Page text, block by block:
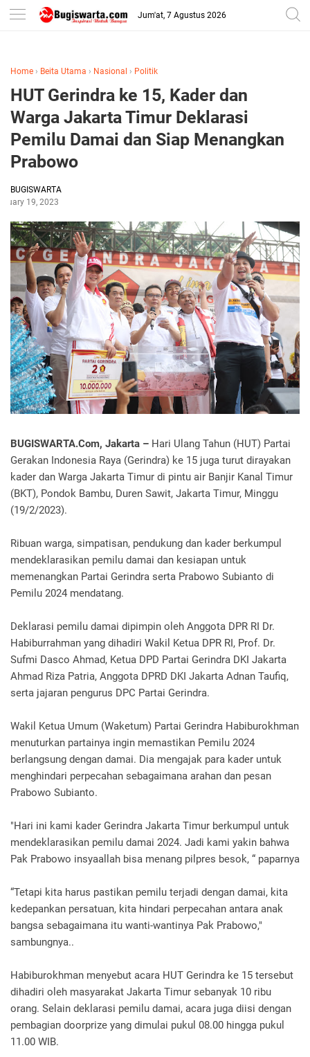
-->
Jum'at, 7 Agustus 2026
Home › Beita Utama › Nasional › Politik
HUT Gerindra ke 15, Kader dan
Warga Jakarta Timur Deklarasi
Pemilu Damai dan Siap Menangkan
Prabowo
BUGISWARTA
19, 2023
BUGISWARTA.Com, Jakarta – Hari Ulang Tahun (HUT) Partai
Gerakan Indonesia Raya (Gerindra) ke 15 juga turut dirayakan
kader dan Warga Jakarta Timur di pintu air Banjir Kanal Timur
(BKT), Pondok Bambu, Duren Sawit, Jakarta Timur, Minggu
(19/2/2023).
Ribuan warga, simpatisan, pendukung dan kader berkumpul
mendeklarasikan pemilu damai dan kesiapan untuk
memenangkan Partai Gerindra serta Prabowo Subianto di
Pemilu 2024 mendatang.
Deklarasi pemilu damai dipimpin oleh Anggota DPR RI Dr.
Habiburrahman yang dihadiri Wakil Ketua DPR RI, Prof. Dr.
Sufmi Dasco Ahmad, Ketua DPD Partai Gerindra DKI Jakarta
Ahmad Riza Patria, Anggota DPRD DKI Jakarta Adnan Taufiq,
serta jajaran pengurus DPC Partai Gerindra.
Wakil Ketua Umum (Waketum) Partai Gerindra Habiburokhman
menuturkan partainya ingin memastikan Pemilu 2024
berlangsung dengan damai. Dia mengajak para kader untuk
menghindari perpecahan sebagaimana arahan dan pesan
Prabowo Subianto.
"Hari ini kami kader Gerindra Jakarta Timur berkumpul untuk
mendeklarasikan pemilu damai 2024. Jadi kami yakin bahwa
Pak Prabowo insyaallah bisa menang pilpres besok, “ paparnya
“Tetapi kita harus pastikan pemilu terjadi dengan damai, kita
kedepankan persatuan, kita hindari perpecahan antara anak
bangsa sebagaimana itu wanti-wantinya Pak Prabowo,"
sambungnya..
Habiburokhman menyebut acara HUT Gerindra ke 15 tersebut
dihadiri oleh masyarakat Jakarta Timur sebanyak 10 ribu
orang. Selain deklarasi pemilu damai, acara juga diisi dengan
pembagian doorprize yang dimulai pukul 08.00 hingga pukul
11.00 WIB.